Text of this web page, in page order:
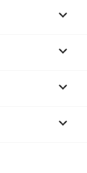



keyboard_arrow_down